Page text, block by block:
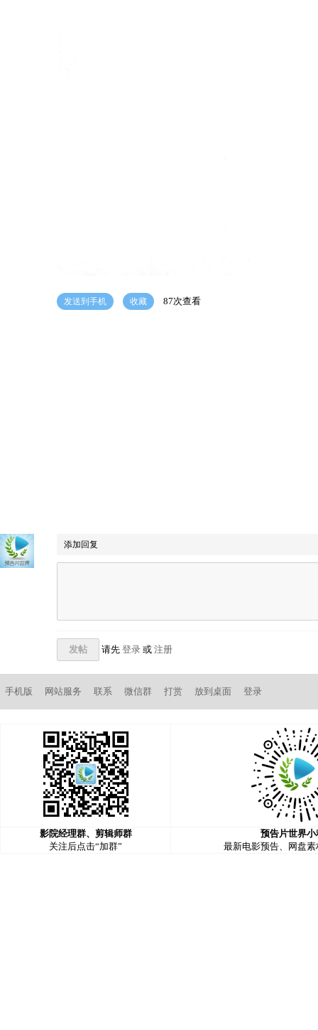
发送到手机 收藏 87次查看
添加回复
发帖 请先 登录 或 注册
手机版 网站服务 联系 微信群 打赏 放到桌面 登录
影院经理群、剪辑师群
关注后点击“加群”
预告片世界小
最新电影预告、网盘